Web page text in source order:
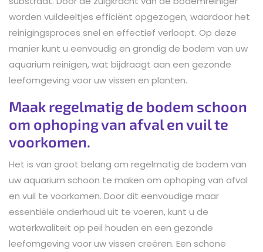
worden vuildeeltjes efficiënt opgezogen, waardoor het
reinigingsproces snel en effectief verloopt. Op deze
manier kunt u eenvoudig en grondig de bodem van uw
aquarium reinigen, wat bijdraagt aan een gezonde
leefomgeving voor uw vissen en planten.
Maak regelmatig de bodem schoon
om ophoping van afval en vuil te
voorkomen.
Het is van groot belang om regelmatig de bodem van
uw aquarium schoon te maken om ophoping van afval
en vuil te voorkomen. Door dit eenvoudige maar
essentiële onderhoud uit te voeren, kunt u de
waterkwaliteit op peil houden en een gezonde
leefomgeving voor uw vissen creëren. Een schone